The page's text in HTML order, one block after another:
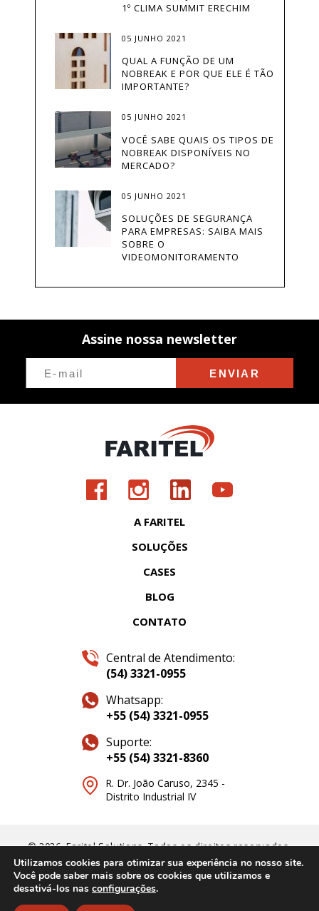
CATRACA COM LEITURA FACIAL
CATRACAELETRÔNICA
CATRACAS
CENTRAL TELEFÔNICA
COMO CONSTRUIR UM DATA
CENTER
CONDOMÍNIO
CONSULTÓRIOS MÉDICOS
CONTROLE DE ACESSO
DATA CENTER
DEFESA CIVIL
DJI FLIGHTHUB 2
DPS
DRONES
ENERGIA
ESTABILIDADE
FIBRA ÓPTICA
GESTÃO DE RISCO
GESTÃO DE TELEFONIA
1º CLIMA SUMMIT ERECHIM
05 JUNHO 2021
QUAL A FUNÇÃO DE UM
NOBREAK E POR QUE ELE É TÃO
IMPORTANTE?
05 JUNHO 2021
VOCÊ SABE QUAIS OS TIPOS DE
NOBREAK DISPONÍVEIS NO
MERCADO?
05 JUNHO 2021
SOLUÇÕES DE SEGURANÇA
PARA EMPRESAS: SAIBA MAIS
SOBRE O
VIDEOMONITORAMENTO
Assine nossa newsletter
ENVIAR
A FARITEL
SOLUÇÕES
CASES
BLOG
CONTATO
Central de Atendimento:
(54) 3321-0955
Whatsapp:
+55 (54) 3321-0955
Suporte:
+55 (54) 3321-8360
R. Dr. João Caruso, 2345 -
Distrito Industrial IV
© 2026. Faritel Solutions. Todos os direitos reservados.
Utilizamos cookies para otimizar sua experiência no nosso site.
Você pode saber mais sobre os cookies que utilizamos e
desativá-los nas configurações.